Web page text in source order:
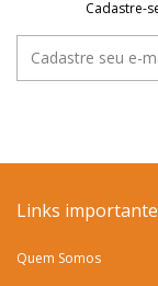
Cadastre-
Links
Quem Somos